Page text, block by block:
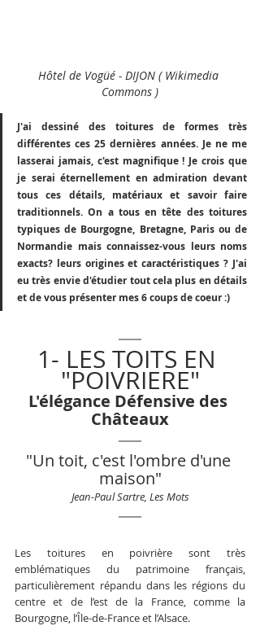
Hôtel de Vogüé - DIJON ( Wikimedia
Commons )
J'ai dessiné des toitures de formes très
différentes ces 25 dernières années. Je ne me
lasserai jamais, c'est magnifique ! Je crois que
je serai éternellement en admiration devant
tous ces détails, matériaux et savoir faire
traditionnels. On a tous en tête des toitures
typiques de Bourgogne, Bretagne, Paris ou de
Normandie mais connaissez-vous leurs noms
exacts? leurs origines et caractéristiques ? J'ai
eu très envie d'étudier tout cela plus en détails
et de vous présenter mes 6 coups de coeur :)
1- LES TOITS EN
"POIVRIERE"
L'élégance Défensive des
Châteaux
"Un toit, c'est l'ombre d'une
maison"
Jean-Paul Sartre, Les Mots
Les toitures en poivrière sont très
emblématiques du patrimoine français,
particulièrement répandu dans les régions du
centre et de l’est de la France, comme la
Bourgogne, l’Île-de-France et l’Alsace.